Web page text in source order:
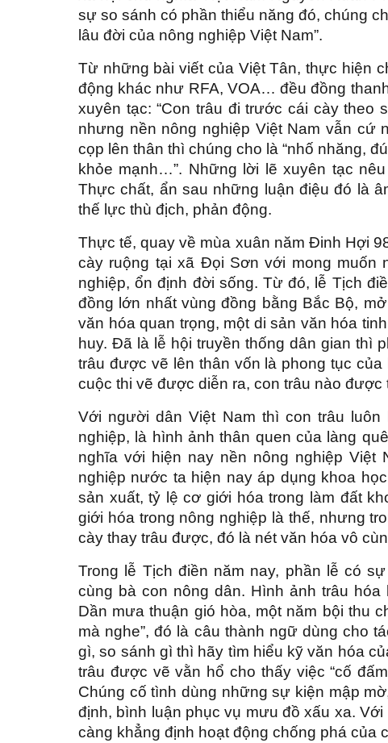
sự so sánh có phần thiểu năng đó, chúng
lâu đời của nông nghiệp Việt Nam”.
Từ những bài viết của Việt Tân, thực hiện
động khác như RFA, VOA… đều đồng
xuyên tạc: “Con trâu đi trước cái cày theo
nhưng nền nông nghiệp Việt Nam vẫn cứ
cọp lên thân thì chúng cho là “nhố nhăng,
khỏe mạnh…”. Những lời lẽ xuyên tạc
Thực chất, ẩn sau những luận điệu đó là
thế lực thù địch, phản động.
Thực tế, quay về mùa xuân năm Đinh Hợi
cày ruộng tại xã Đọi Sơn với mong muốn
nghiệp, ổn định đời sống. Từ đó, lễ Tịch
đồng lớn nhất vùng đồng bằng Bắc Bộ,
văn hóa quan trọng, một di sản văn hóa
huy. Đã là lễ hội truyền thống dân gian thì
trâu được vẽ lên thân vốn là phong tục
cuộc thi vẽ được diễn ra, con trâu nào
Với người dân Việt Nam thì con trâu
nghiệp, là hình ảnh thân quen của làng
nghĩa với hiện nay nền nông nghiệp Việt
nghiệp nước ta hiện nay áp dụng khoa
sản xuất, tỷ lệ cơ giới hóa trong làm đất
giới hóa trong nông nghiệp là thế, nhưng
cày thay trâu được, đó là nét văn hóa vô
Trong lễ Tịch điền năm nay, phần lễ có
cùng bà con nông dân. Hình ảnh trâu
Dần mưa thuận gió hòa, một năm bội thu
mà nghe”, đó là câu thành ngữ dùng cho
gì, so sánh gì thì hãy tìm hiểu kỹ văn hóa
trâu được vẽ vằn hổ cho thấy việc “cố
Chúng cố tình dùng những sự kiện mập
định, bình luận phục vụ mưu đồ xấu xa.
càng khẳng định hoạt động chống phá của